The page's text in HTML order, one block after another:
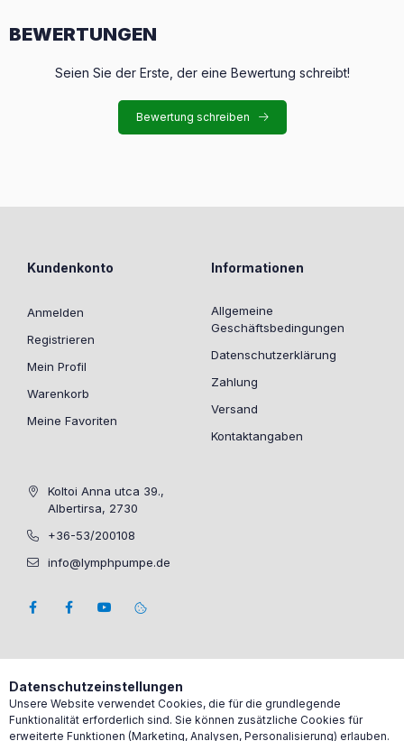
BEWERTUNGEN
Seien Sie der Erste, der eine Bewertung schreibt!
Bewertung schreiben
Kundenkonto
Anmelden
Registrieren
Mein Profil
Warenkorb
Meine Favoriten
Informationen
Allgemeine
Geschäftsbedingungen
Datenschutzerklärung
Zahlung
Versand
Kontaktangaben
Koltoi Anna utca 39.,
Albertirsa, 2730
+36-53/200108
info@lymphpumpe.de
Datenschutzeinstellungen
Unsere Website verwendet Cookies, die für die grundlegende
Funktionalität erforderlich sind. Sie können zusätzliche Cookies für
erweiterte Funktionen (Marketing, Analysen, Personalisierung) erlauben.